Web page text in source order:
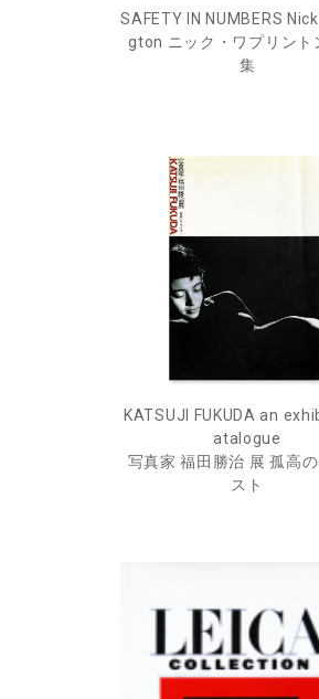
SAFETY IN NUMBERS
gton ニック・ワプリント
集
KATSUJI FUKUDA an
atalogue
写真家 福田勝治 展 孤高
スト